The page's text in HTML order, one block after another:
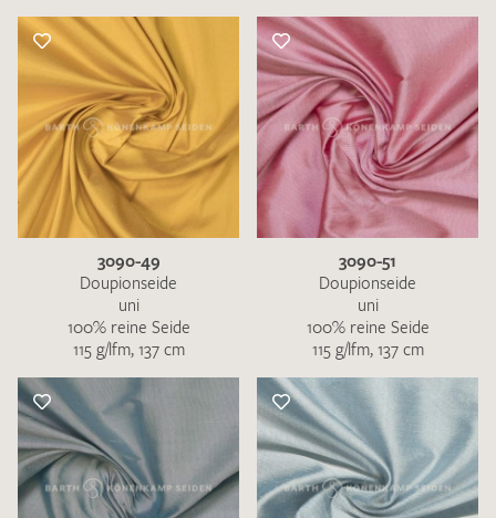
3090-49
Doupionseide
uni
100% reine Seide
115 g/lfm, 137 cm
3090-51
Doupionseide
uni
100% reine Seide
115 g/lfm, 137 cm